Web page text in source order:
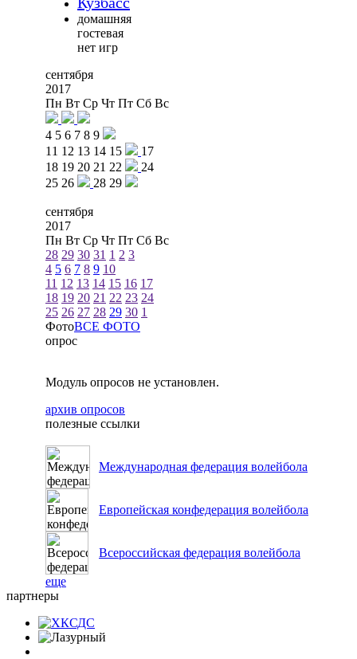
домашняя
гостевая
нет игр
сентября
2017
Пн Вт Ср Чт Пт Сб Вс
4 5 6 7 8 9
11 12 13 14 15
17
18 19 20 21 22
24
25 26 28 29
сентября
2017
Пн Вт Ср Чт Пт Сб Вс
28 29 30 31 1 2 3
4 5 6 7 8 9 10
11 12 13 14 15 16 17
18 19 20 21 22 23 24
25 26 27 28 29 30 1
ФотоВСЕ ФОТО
опрос
Модуль опросов не установлен.
архив опросов
полезные ссылки
Международная федерация волейбола
Европейская конфедерация волейбола
Всероссийская федерация волейбола
еще
партнеры